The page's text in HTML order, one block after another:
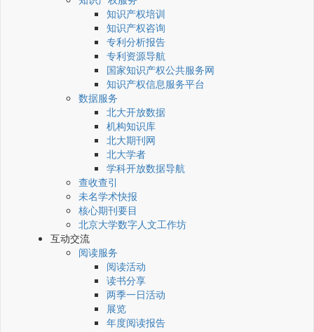
知识产权培训
知识产权咨询
专利分析报告
专利资源导航
国家知识产权公共服务网
知识产权信息服务平台
数据服务
北大开放数据
机构知识库
北大期刊网
北大学者
学科开放数据导航
查收查引
未名学术快报
核心期刊要目
北京大学数字人文工作坊
互动交流
阅读服务
阅读活动
读书分享
两季一日活动
展览
年度阅读报告